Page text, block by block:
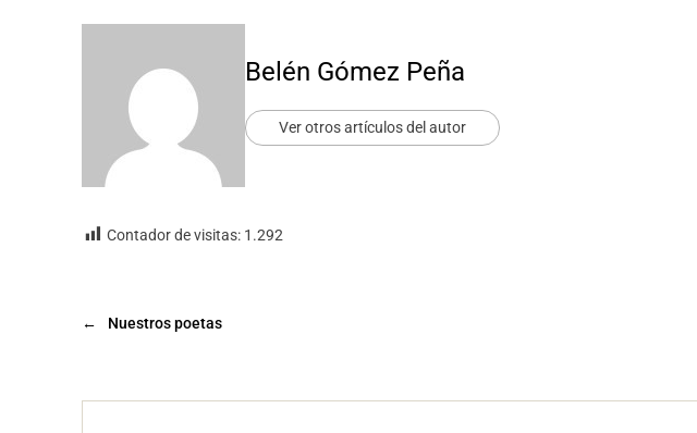
Belén Gómez Peña
Ver otros artículos del autor
Contador de visitas: 1.292
← Nuestros poetas